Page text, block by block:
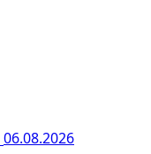
06.08.2026